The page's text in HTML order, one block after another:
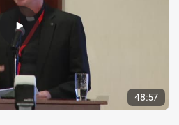
48:57